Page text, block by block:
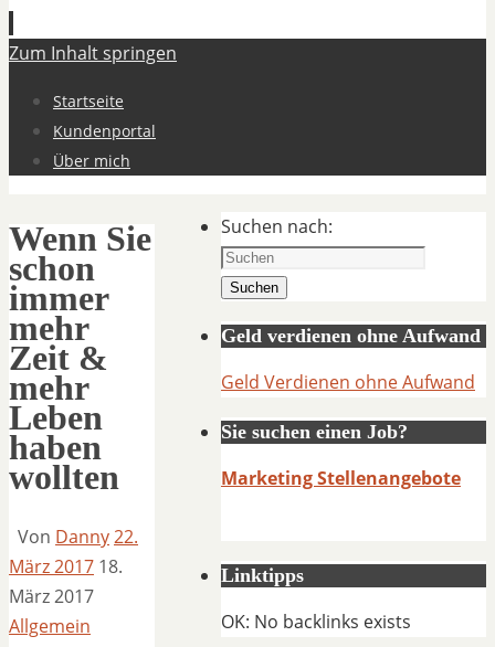
Zum Inhalt springen
Startseite
Kundenportal
Über mich
Wenn Sie
schon
immer
mehr
Zeit &
mehr
Leben
haben
wollten
Von Danny22.
März 2017 18.
März 2017
Allgemein
Suchen nach:
Suchen
Geld verdienen ohne Aufwand
Geld Verdienen ohne Aufwand
Sie suchen einen Job?
Marketing Stellenangebote
Linktipps
OK: No backlinks exists